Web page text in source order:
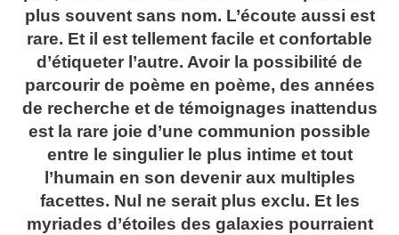
plus souvent sans nom. L’écoute aussi est
rare. Et il est tellement facile et confortable
d’étiqueter l’autre. Avoir la possibilité de
parcourir de poème en poème, des années
de recherche et de témoignages inattendus
est la rare joie d’une communion possible
entre le singulier le plus intime et tout
l’humain en son devenir aux multiples
facettes. Nul ne serait plus exclu. Et les
myriades d’étoiles des galaxies pourraient